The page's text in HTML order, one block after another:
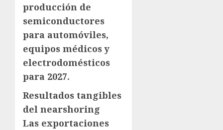
producción de
semiconductores
para automóviles,
equipos médicos y
electrodomésticos
para 2027.
Resultados tangibles
del nearshoring
Las exportaciones